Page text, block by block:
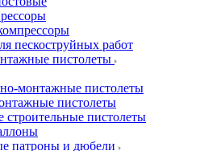
пескоструйных работ
пистолеты
монтажные пистолеты
пистолеты
строительные пистолеты
патроны и дюбели